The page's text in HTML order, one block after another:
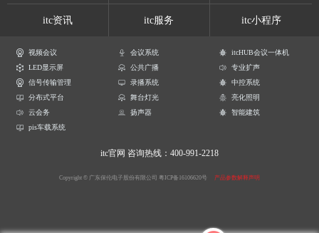
itc资讯 itc服务 itc小程序
视频会议 会议系统
itcHUB会议一体机
LED显示屏
公共广播
专业扩声
信号传输管理
录播系统
中控系统
分布式平台
舞台灯光
亮化照明
云会务
扬声器
智能建筑
pis车载系统
itc官网 咨询热线：400-991-2218
Copyright © 广东保伦电子股份有限公司 粤ICP备16106620号 产品参数解释声明